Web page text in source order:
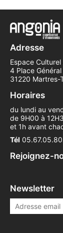
Adresse
Espace Culturel
4 Place
31220 Martres-
Horaires
du lundi au
de 9H00 à
et 1h avant
Tél
Rejoignez-
Newsletter